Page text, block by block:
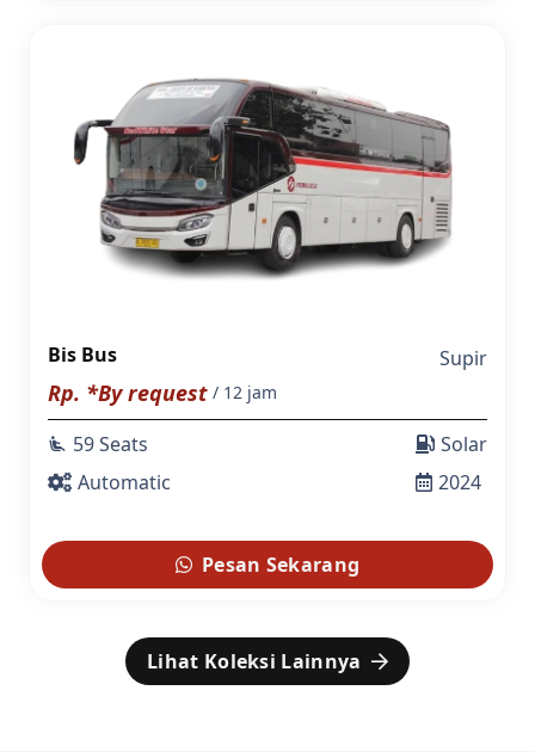
Bis Bus Supir
Rp. *By request / 12 jam
airline_seat_recline_extra 59 Seats
Automatic
Solar
2024
Pesan Sekarang
Lihat Koleksi Lainnya